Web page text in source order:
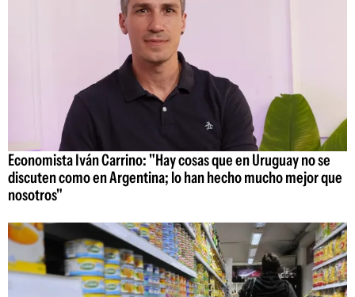
Economista Iván Carrino: "Hay cosas que en Uruguay no se
discuten como en Argentina; lo han hecho mucho mejor que
nosotros"